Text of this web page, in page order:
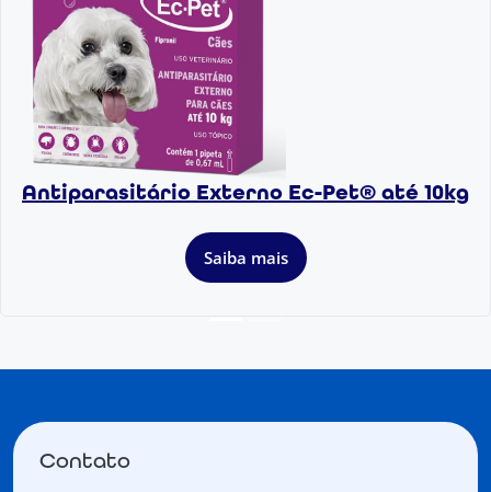
Antiparasitário Externo Ec-Pet® até 10kg
Saiba mais
Contato